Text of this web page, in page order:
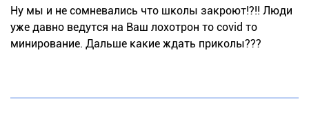
Ну мы и не сомневались что школы закроют!?!! Люди
уже давно ведутся на Ваш лохотрон то covid то
минирование. Дальше какие ждать приколы???